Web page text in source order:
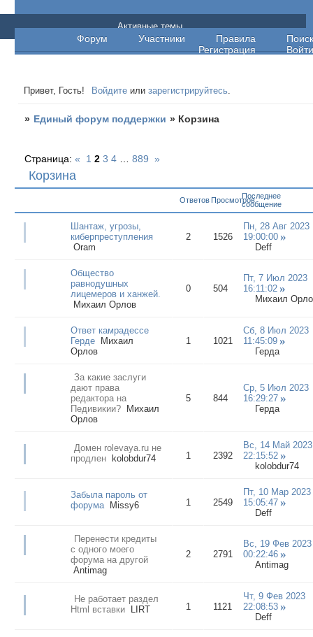
Единый форум поддержки
Форум Участники Правила
Поиск
Регистрация
Войти
Активные темы
Привет, Гость! Войдите илизарегистрируйтесь.
» Единый форум поддержки » Корзина
Корзина
Страница:« 1 2 3 4 … 889 »
Ответов ПросмотровПоследнее
сообщение
Шантаж, угрозы,
киберпреступления
Oram
2 1526
Пн, 28 Авг 2023
19:00:00
Deff
Общество
равнодушных
лицемеров и ханжей.
Михаил Орлов
0 504
Пт, 7 Июл 2023
16:11:02
Михаил
Ответ камрадессе
Герде
Михаил
Орлов
1 1021
Сб, 8 Июл 2023
11:45:09
Герда
За какие заслуги
дают права
редактора на
Педивикии?
Михаил
Орлов
5 844
Ср, 5 Июл 2023
16:29:27
Герда
Домен rolevaya.ru не
продлен
kolobdur74 1 2392
Вс, 14 Май 2023
22:15:52
kolobdur74
Забыла пароль от
форума
Missy6 1 2549
Пт, 10 Мар 2023
15:05:47
Deff
Перенести кредиты
с одного моего
форума на другой
Antimag
2 2791
Вс, 19 Фев 2023
00:22:46
Antimag
Не работает раздел
Html вставки
LIRT 1 1121
Чт, 9 Фев 2023
22:08:53
Deff